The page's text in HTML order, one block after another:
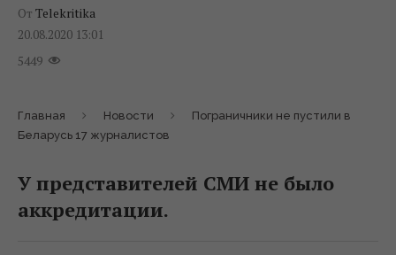
От Telekritika
20.08.2020 13:01
5449
Главная Новости
Пограничники не пустили в
Беларусь 17 журналистов
У представителей СМИ не было
аккредитации.